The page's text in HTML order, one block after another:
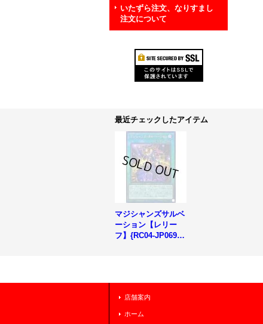
いたずら注文、なりすまし
注文について
最近チェックしたアイテム
マジシャンズサルベ
ーション【レリー
フ】{RC04-JP069}
店舗案内
ホーム